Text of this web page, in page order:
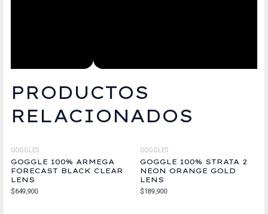
PRODUCTOS
RELACIONADOS
GOGGLES
GOGGLE 100% ARMEGA
FORECAST BLACK CLEAR
LENS
$649,900
GOGGLES
GOGGLE 100% STRATA 2
NEON ORANGE GOLD
LENS
$189,900